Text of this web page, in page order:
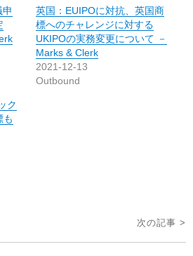
英国：EUIPOに対抗、英国商
標へのチャレンジに対する
UKIPOの実務変更について －
Marks & Clerk
2021-12-13
Outbound
ク
も
次の記事 >